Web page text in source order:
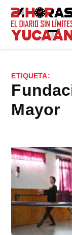
Saltar
contenido
ETIQUETA:
Fundación Conecta
Mayor